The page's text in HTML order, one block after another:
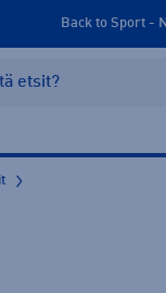
Back to Sport -